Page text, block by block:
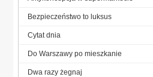
Bezpieczeństwo to luksus
Cytat dnia
Do Warszawy po mieszkanie
Dwa razy żegnaj